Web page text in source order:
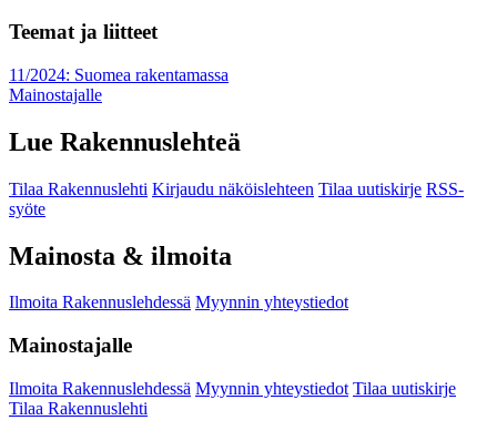
Teemat ja liitteet
11/2024: Suomea rakentamassa
Mainostajalle
Lue Rakennuslehteä
Tilaa Rakennuslehti Kirjaudu näköislehteen Tilaa uutiskirje RSS-
syöte
Mainosta & ilmoita
Ilmoita Rakennuslehdessä Myynnin yhteystiedot
Mainostajalle
Ilmoita Rakennuslehdessä Myynnin yhteystiedot Tilaa uutiskirje
Tilaa Rakennuslehti